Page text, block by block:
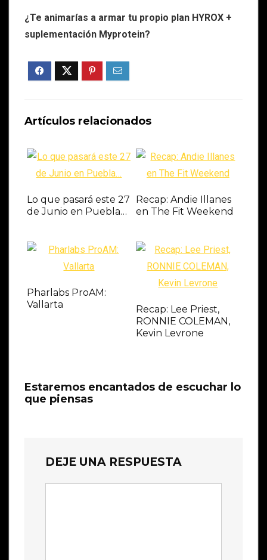
¿Te animarías a armar tu propio plan HYROX +
suplementación Myprotein?
Artículos relacionados
Lo que pasará este 27
de Junio en Puebla…
Recap: Andie Illanes
en The Fit Weekend
Pharlabs ProAM:
Vallarta
Recap: Lee Priest,
RONNIE COLEMAN,
Kevin Levrone
Estaremos encantados de escuchar lo
que piensas
DEJE UNA RESPUESTA